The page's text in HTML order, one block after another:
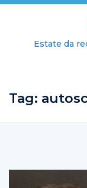
Estate da
Tag: